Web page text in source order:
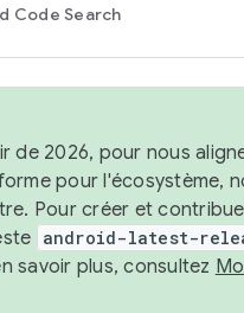
Code Search
de 2026, pour nous
pour l'écosystème,
Pour créer et
android-latest-
savoir plus, consultez